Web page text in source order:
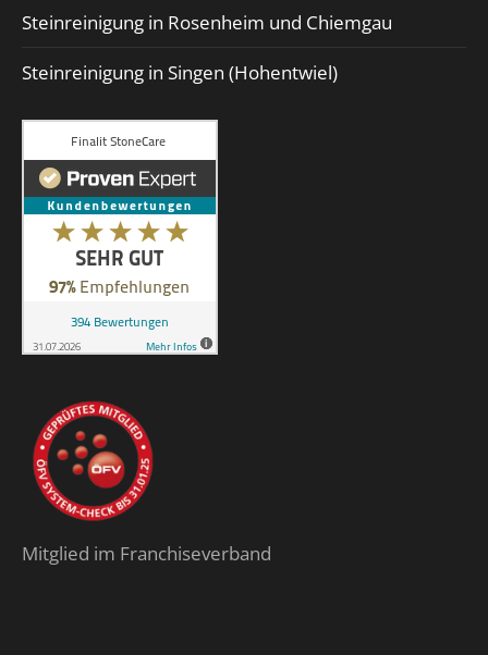
Steinreinigung in Rosenheim und Chiemgau
Steinreinigung in Singen (Hohentwiel)
Mitglied im Franchiseverband